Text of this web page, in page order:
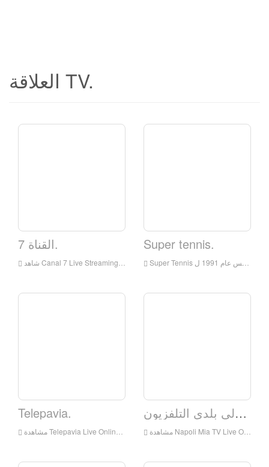
العلاقة TV.
القناة 7. Super tennis.
Telepavia. نابولي بلدي التلفزيون